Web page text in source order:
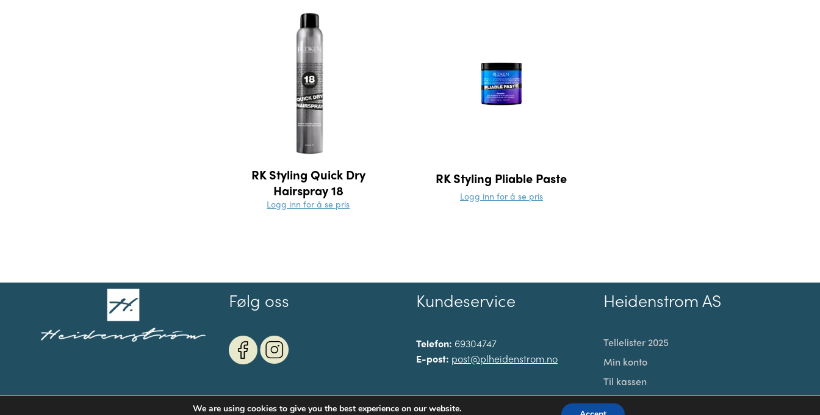
RK Styling Quick Dry
Hairspray 18
Logg inn for å se pris
RK Styling Pliable Paste
Logg inn for å se pris
Følg oss Kundeservice
Telefon: 69304747
E-post: post@plheidenstrom.no
Heidenstrom AS
Tellelister 2025
Min konto
Til kassen
Handlekurv
We are using cookies to give you the best experience on our website.